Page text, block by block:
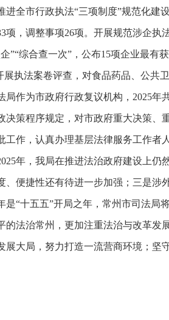
进全市行政执法“三项制度”规范化建
项，调整事项26项。开展规范涉企执
”“综合查一次”，公布15项企业最有
展执法案卷评查，对食品药品、公共
局作为市政府行政复议机构，2025年
决策程序规定，对市政府重大决策、
工作，认真办理基层法律服务工作者
年，我局在推进法治政府建设上
、便捷性还有待进一步加强；三是涉
是“十五五”开局之年，常州市司法
的法治常州，更加注重法治与改革发
展大局，努力打造一流营商环境；坚